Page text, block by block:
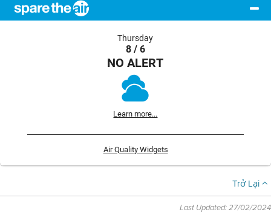
Thursday
8 / 6
NO ALERT
Learn more...
Air Quality Widgets
Trở Lại
Last Updated: 27/02/2024